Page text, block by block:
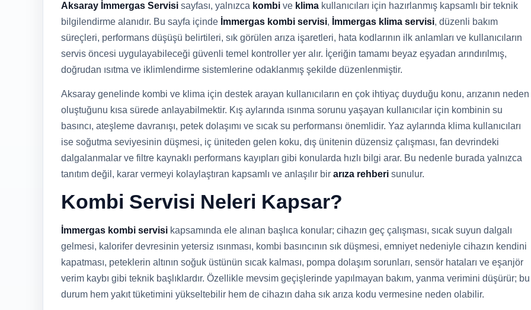
Aksaray İmmergas Servisi sayfası, yalnızca kombi ve klima kullanıcıları için hazırlanmış kapsamlı bir teknik
bilgilendirme alanıdır. Bu sayfa içinde İmmergas kombi servisi, İmmergas klima servisi, düzenli bakım
süreçleri, performans düşüşü belirtileri, sık görülen arıza işaretleri, hata kodlarının ilk anlamları ve kullanıcıların
servis öncesi uygulayabileceği güvenli temel kontroller yer alır. İçeriğin tamamı beyaz eşyadan arındırılmış,
doğrudan ısıtma ve iklimlendirme sistemlerine odaklanmış şekilde düzenlenmiştir.
Aksaray genelinde kombi ve klima için destek arayan kullanıcıların en çok ihtiyaç duyduğu konu, arızanın neden
oluştuğunu kısa sürede anlayabilmektir. Kış aylarında ısınma sorunu yaşayan kullanıcılar için kombinin su
basıncı, ateşleme davranışı, petek dolaşımı ve sıcak su performansı önemlidir. Yaz aylarında klima kullanıcıları
ise soğutma seviyesinin düşmesi, iç üniteden gelen koku, dış ünitenin düzensiz çalışması, fan devrindeki
dalgalanmalar ve filtre kaynaklı performans kayıpları gibi konularda hızlı bilgi arar. Bu nedenle burada yalnızca
tanıtım değil, karar vermeyi kolaylaştıran kapsamlı ve anlaşılır bir arıza rehberi sunulur.
Kombi Servisi Neleri Kapsar?
İmmergas kombi servisi kapsamında ele alınan başlıca konular; cihazın geç çalışması, sıcak suyun dalgalı
gelmesi, kalorifer devresinin yetersiz ısınması, kombi basıncının sık düşmesi, emniyet nedeniyle cihazın kendini
kapatması, peteklerin altının soğuk üstünün sıcak kalması, pompa dolaşım sorunları, sensör hataları ve eşanjör
verim kaybı gibi teknik başlıklardır. Özellikle mevsim geçişlerinde yapılmayan bakım, yanma verimini düşürür; bu
durum hem yakıt tüketimini yükseltebilir hem de cihazın daha sık arıza kodu vermesine neden olabilir.